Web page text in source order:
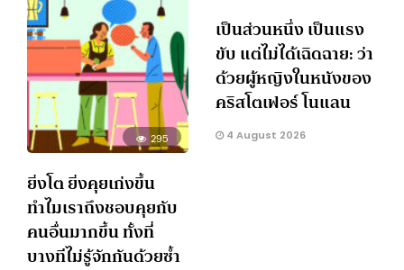
295
ยิ่งโต ยิ่งคุยเก่งขึ้น
ทำไมเราถึงชอบคุยกับ
คนอื่นมากขึ้น ทั้งที่
บางทีไม่รู้จักกันด้วยซ้ำ
เป็นส่วนหนึ่ง เป็นแรง
ขับ แต่ไม่ได้เฉิดฉาย: ว่า
ด้วยผู้หญิงในหนังของ
คริสโตเฟอร์ โนแลน
4 August 2026